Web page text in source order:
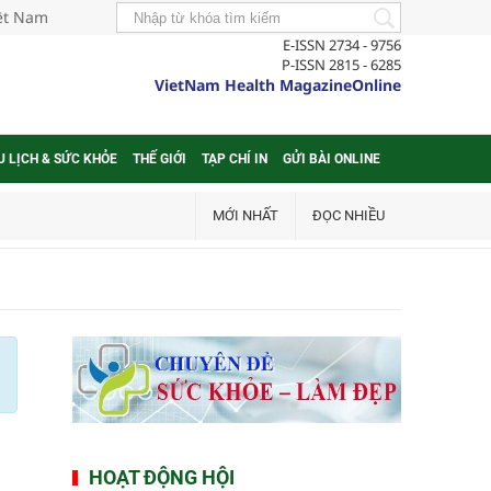
Nam
E-ISSN 2734 - 9756
P-ISSN 2815 - 6285
VietNam Health MagazineOnline
LỊCH & SỨC KHỎE THẾ GIỚI TẠP CHÍ IN GỬI BÀI ONLINE
MỚI NHẤT ĐỌC NHIỀU
HOẠT ĐỘNG HỘI